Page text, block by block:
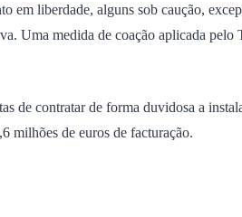
em liberdade, alguns sob caução,
Uma medida de coação aplicada
de contratar de forma duvidosa a
milhões de euros de facturação.